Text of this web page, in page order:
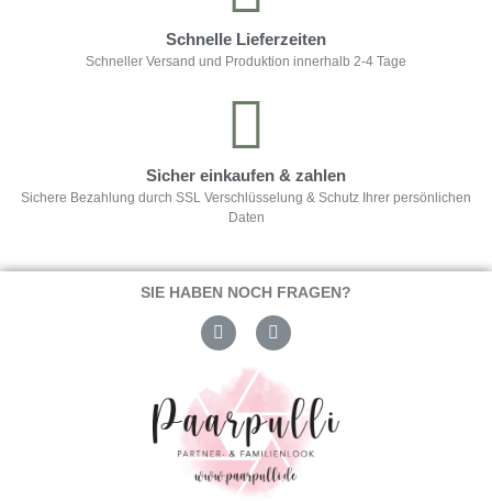
Schnelle Lieferzeiten
Schneller Versand und Produktion innerhalb 2-4 Tage
Sicher einkaufen & zahlen
Sichere Bezahlung durch SSL Verschlüsselung & Schutz Ihrer persönlichen
Daten
SIE HABEN NOCH FRAGEN?